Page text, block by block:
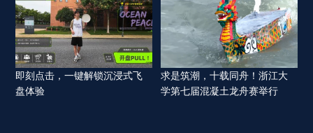
即刻点击，一键解锁沉浸式飞
盘体验
求是筑潮，十载同舟！浙江大
学第七届混凝土龙舟赛举行